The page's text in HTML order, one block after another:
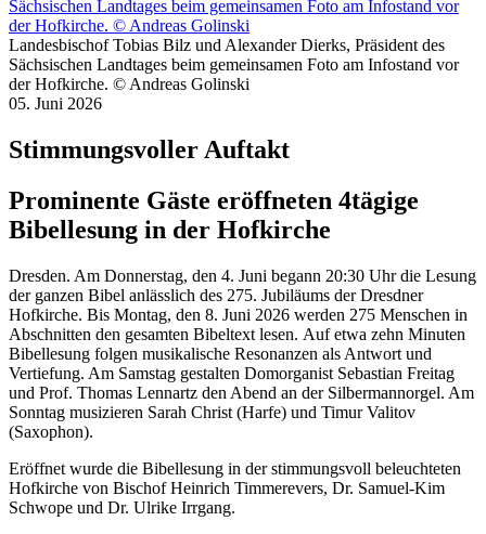
Landesbischof Tobias Bilz und Alexander Dierks, Präsident des
Sächsischen Landtages beim gemeinsamen Foto am Infostand vor
der Hofkirche. © Andreas Golinski
05. Juni 2026
Stimmungsvoller Auftakt
Prominente Gäste eröffneten 4tägige
Bibellesung in der Hofkirche
Dresden. Am Donnerstag, den 4. Juni begann 20:30 Uhr die Lesung
der ganzen Bibel anlässlich des 275. Jubiläums der Dresdner
Hofkirche. Bis Montag, den 8. Juni 2026 werden 275 Menschen in
Abschnitten den gesamten Bibeltext lesen. Auf etwa zehn Minuten
Bibellesung folgen musikalische Resonanzen als Antwort und
Vertiefung. Am Samstag gestalten Domorganist Sebastian Freitag
und Prof. Thomas Lennartz den Abend an der Silbermannorgel. Am
Sonntag musizieren Sarah Christ (Harfe) und Timur Valitov
(Saxophon).
Eröffnet wurde die Bibellesung in der stimmungsvoll beleuchteten
Hofkirche von Bischof Heinrich Timmerevers, Dr. Samuel-Kim
Schwope und Dr. Ulrike Irrgang.